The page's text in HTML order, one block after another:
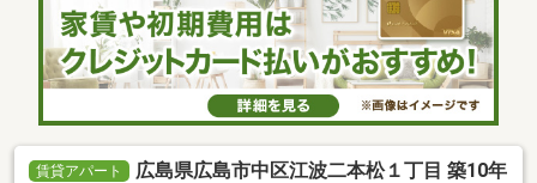
賃貸アパート
広島県広島市中区江波二本松１丁目 築10年